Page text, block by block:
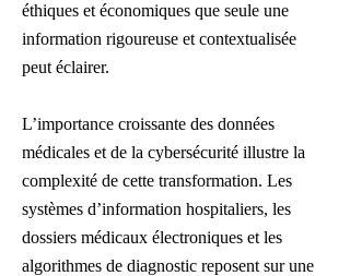
éthiques et économiques que seule une
information rigoureuse et contextualisée
peut éclairer.
L’importance croissante des données
médicales et de la cybersécurité illustre la
complexité de cette transformation. Les
systèmes d’information hospitaliers, les
dossiers médicaux électroniques et les
algorithmes de diagnostic reposent sur une